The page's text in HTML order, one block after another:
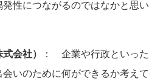
性につながるのではなかと思い
会社）
： 企業や行政といった
いのために何ができるか考えて